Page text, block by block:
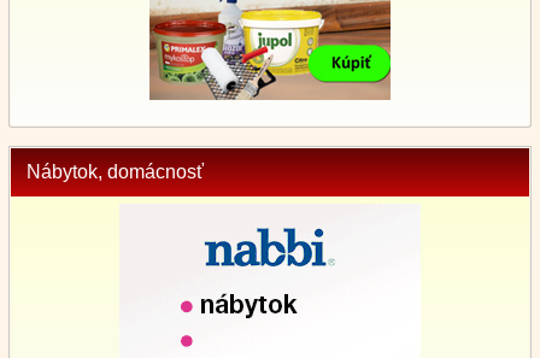
Nábytok, domácnosť